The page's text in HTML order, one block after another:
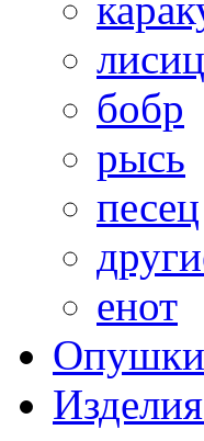
бобр
рысь
песец
енот